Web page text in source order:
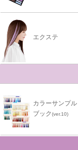
エクステ
カラーサンプル
ブック(ver.10)